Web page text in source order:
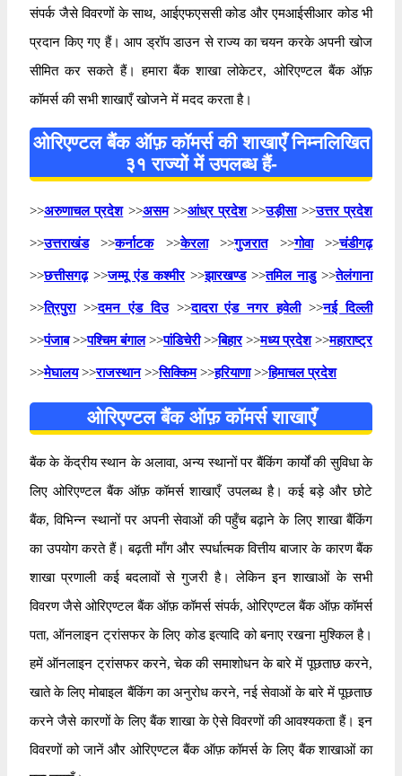
संपर्क जैसे विवरणों के साथ, आईएफएससी कोड और एमआईसीआर कोड भी
प्रदान किए गए हैं। आप ड्रॉप डाउन से राज्य का चयन करके अपनी खोज
सीमित कर सकते हैं। हमारा बैंक शाखा लोकेटर, ओरिएण्टल बैंक ऑफ़
कॉमर्स की सभी शाखाएँ खोजने में मदद करता है।
ओरिएण्टल बैंक ऑफ़ कॉमर्स की शाखाएँ निम्नलिखित
३१ राज्यों में उपलब्ध हैं-
>>अरुणाचल प्रदेश>>असम>>आंध्र प्रदेश>>उड़ीसा>>उत्तर प्रदेश
>>उत्तराखंड>>कर्नाटक>>केरला>>गुजरात>>गोवा>>चंडीगढ़
>>छत्तीसगढ़>>जम्मू एंड कश्मीर>>झारखण्ड>>तमिल नाडु>>तेलंगाना
>>त्रिपुरा>>दमन एंड दिउ>>दादरा एंड नगर हवेली>>नई दिल्ली
>>पंजाब>>पश्चिम बंगाल>>पांडिचेरी>>बिहार>>मध्य प्रदेश>>महाराष्ट्र
>>मेघालय>>राजस्थान>>सिक्किम>>हरियाणा>>हिमाचल प्रदेश
ओरिएण्टल बैंक ऑफ़ कॉमर्स शाखाएँ
बैंक के केंद्रीय स्थान के अलावा, अन्य स्थानों पर बैंकिंग कार्यों की सुविधा के
लिए ओरिएण्टल बैंक ऑफ़ कॉमर्स शाखाएँ उपलब्ध है। कई बड़े और छोटे
बैंक, विभिन्न स्थानों पर अपनी सेवाओं की पहुँच बढ़ाने के लिए शाखा बैंकिंग
का उपयोग करते हैं। बढ़ती माँग और स्पर्धात्मक वित्तीय बाजार के कारण बैंक
शाखा प्रणाली कई बदलावों से गुजरी है। लेकिन इन शाखाओं के सभी
विवरण जैसे ओरिएण्टल बैंक ऑफ़ कॉमर्स संपर्क, ओरिएण्टल बैंक ऑफ़ कॉमर्स
पता, ऑनलाइन ट्रांसफर के लिए कोड इत्यादि को बनाए रखना मुश्किल है।
हमें ऑनलाइन ट्रांसफर करने, चेक की समाशोधन के बारे में पूछताछ करने,
खाते के लिए मोबाइल बैंकिंग का अनुरोध करने, नई सेवाओं के बारे में पूछताछ
करने जैसे कारणों के लिए बैंक शाखा के ऐसे विवरणों की आवश्यकता हैं। इन
विवरणों को जानें और ओरिएण्टल बैंक ऑफ़ कॉमर्स के लिए बैंक शाखाओं का